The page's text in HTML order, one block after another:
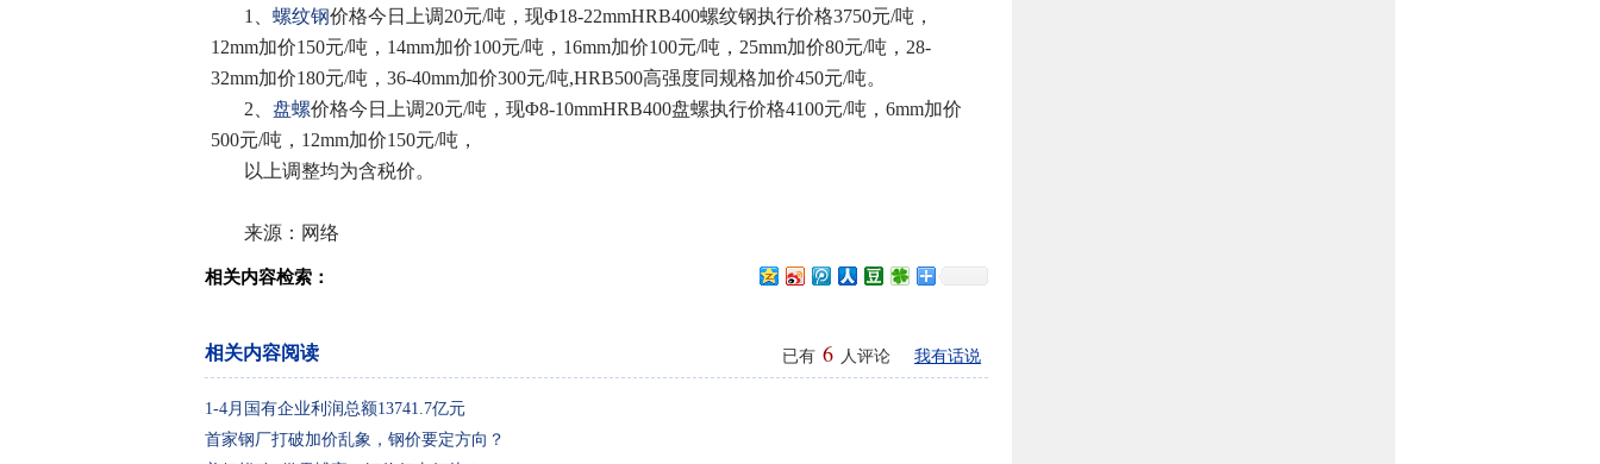
1、 螺纹钢价格今日上调20元/吨，现Φ18-22mmHRB400螺纹钢执行价格3750元/吨，
12mm加价150元/吨，14mm加价100元/吨，16mm加价100元/吨，25mm加价80元/吨，28-
32mm加价180元/吨，36-40mm加价300元/吨,HRB500高强度同规格加价450元/吨。
2、 盘螺价格今日上调20元/吨，现Φ8-10mmHRB400盘螺执行价格4100元/吨，6mm加价
500元/吨，12mm加价150元/吨，
以上调整均为含税价。
来源：网络
相关内容检索：
已有 6 人评论 我有话说
相关内容阅读
1-4月国有企业利润总额13741.7亿元
首家钢厂打破加价乱象，钢价要定方向？